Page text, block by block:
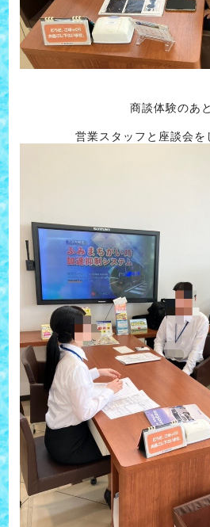
商談体験のあ
営業スタッフと座談会を